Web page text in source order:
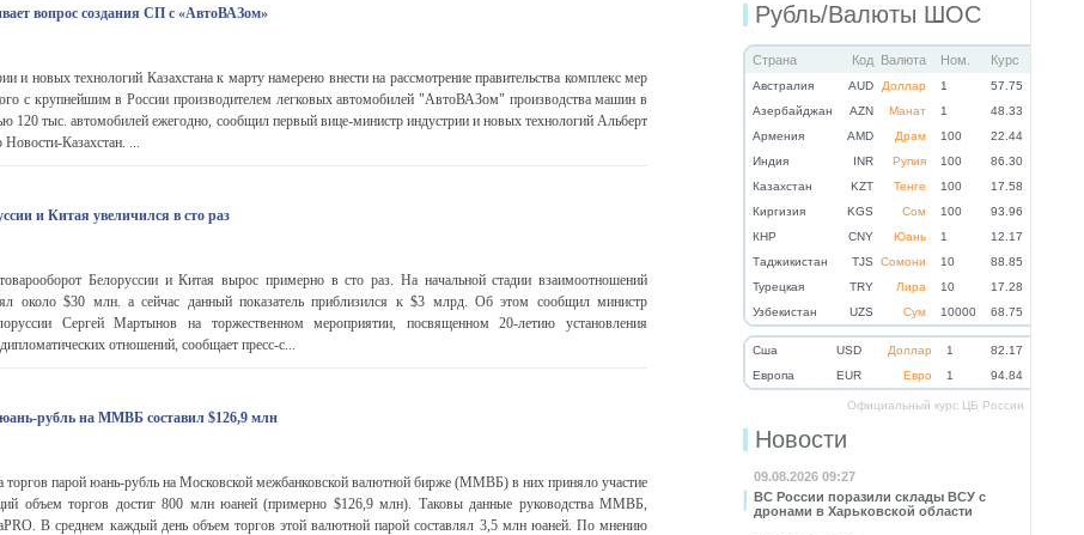
Рубль/Валюты ШОС
Страна Код Валюта Ном. Курс
Австралия AUD Доллар 1
57.75
Азербайджан
AZN Манат 1
48.33
Армения
AMD Драм 100
22.44
Индия
INR Рупия 100
86.30
Казахстан
KZT Тенге 100
17.58
Киргизия
KGS Сом 100
93.96
КНР
CNY Юань 1
12.17
Таджикистан
TJS Сомони 10
88.85
Турецкая
TRY Лира 10
17.28
Узбекистан
UZS Сум 10000 68.75
Cша USD Доллар 1
82.17
Eвропа
EUR Евро 1 94.84
Официальный курс ЦБ России
Новости
09.08.2026 09:27
ВС России поразили склады ВСУ с
дронами в Харьковской области
вопрос создания СП с «АвтоВАЗом»
и новых технологий Казахстана к марту намерено внести на рассмотрение правительства комплекс мер
с крупнейшим в России производителем легковых автомобилей "АвтоВАЗом" производства машин в
120 тыс. автомобилей ежегодно, сообщил первый вице-министр индустрии и новых технологий Альберт
Новости-Казахстан. ...
и Китая увеличился в сто раз
Белоруссии и Китая вырос примерно в сто раз. На начальной стадии взаимоотношений
около $30 млн. а сейчас данный показатель приблизился к $3 млрд. Об этом сообщил министр
Сергей Мартынов на торжественном мероприятии, посвященном 20-летию установления
отношений, сообщает пресс-с...
рубль на ММВБ составил $126,9 млн
торгов парой юань-рубль на Московской межбанковской валютной бирже (ММВБ) в них приняло участие
объем торгов достиг 800 млн юаней (примерно $126,9 млн). Таковы данные руководства ММВБ,
В среднем каждый день объем торгов этой валютной парой составлял 3,5 млн юаней. По мнению